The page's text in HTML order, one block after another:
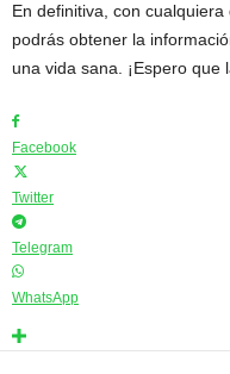
En definitiva, con cualquiera
podrás obtener la
una vida sana. ¡Espero que
Facebook
Twitter
Telegram
WhatsApp